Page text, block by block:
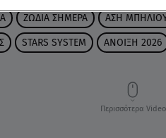
ΖΩΔΙΑ ΣΗΜΕΡΑ ΑΣΗ
STARS SYSTEM ΑΝΟΙΞΗ 2026
Περισσότερα Video